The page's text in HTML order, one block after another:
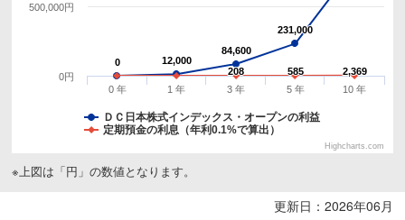
0
0 12,000
12,000
84,600
84,600
231,000
231,000
208
208 585
585 2,369
2,369
ＤＣ日本株式インデックス・オープンの利益
定期預金の利息（年利0.1%で算出）
0 年 1 年 3 年 5 年 10 年
0円
500,000円
Highcharts.com
※上図は「円」の数値となります。
更新日：2026年06月